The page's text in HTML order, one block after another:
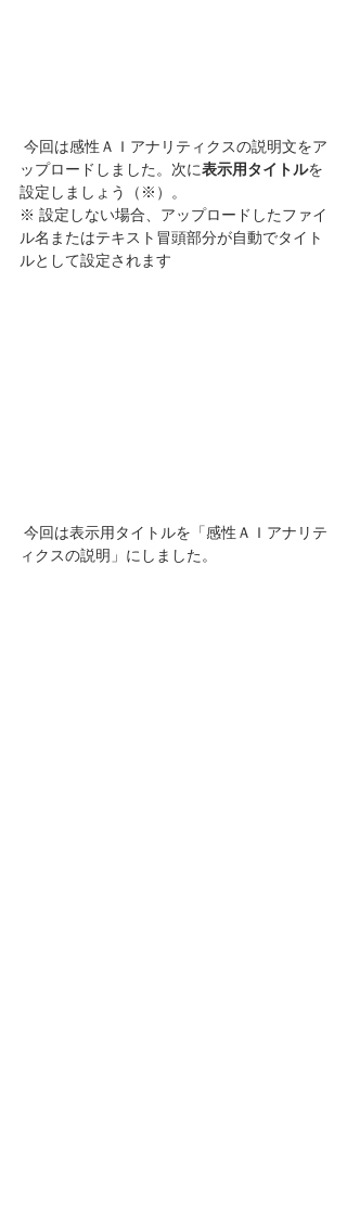
今回は感性ＡＩアナリティクスの説明文をア
ップロードしました。次に表示用タイトルを
設定しましょう（※）。
※ 設定しない場合、アップロードしたファイ
ル名またはテキスト冒頭部分が自動でタイト
ルとして設定されます
今回は表示用タイトルを「感性ＡＩアナリテ
ィクスの説明」にしました。